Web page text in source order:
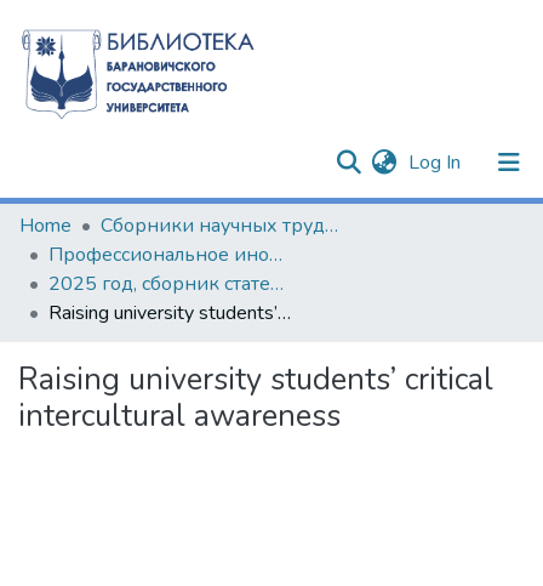
Log In (current)
Communities & Collections
All of DSpace
Statistics
Home
Сборники научных трудов
Профессиональное иноязычное образование в контексте инноваций XXI века
2025 год, сборник статей по результатам IV Научно-практического семинара с международным участием
Raising university students’ critical intercultural awareness
Raising university students’ critical
intercultural awareness